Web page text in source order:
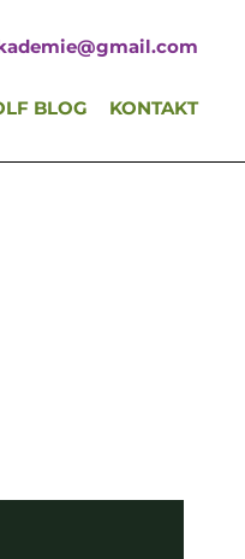
BLOG KONTAKT